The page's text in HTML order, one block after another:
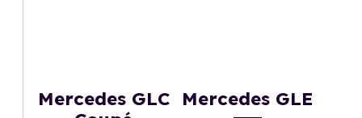
Mercedes GLC
Mercedes GLE